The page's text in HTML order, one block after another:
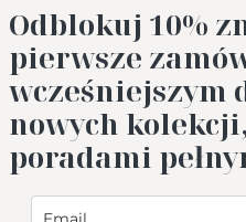
Odblokuj 10%
pierwsze
wcześniejszym
nowych
poradami